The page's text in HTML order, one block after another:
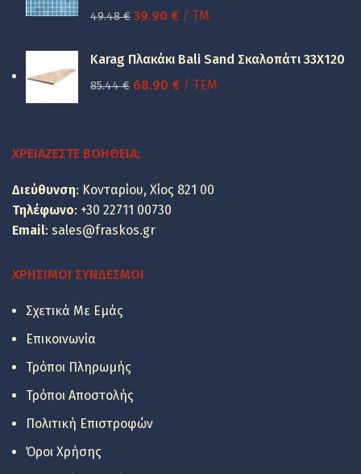
100.00 €.
49.48€ Original
was:
39.90 €Η
τιμή
είναι:
39.90 €.
/ TM
Karag Πλακάκι Bali Sand Σκαλοπάτι 33Χ120
85.44€ Original
68.90 €Η/ ΤΕΜ
ΧΡΕΙΆΖΕΣΤΕ ΒΟΉΘΕΙΑ;
Διεύθυνση: Κονταρίου, Χίος 821 00
Τηλέφωνο: +30 22711 00730
Email: sales@fraskos.gr
ΧΡΉΣΙΜΟΙ ΣΎΝΔΕΣΜΟΙ
Σχετικά Με Εμάς
Επικοινωνία
Τρόποι Πληρωμής
Τρόποι Αποστολής
Πολιτική Επιστροφών
Όροι Χρήσης